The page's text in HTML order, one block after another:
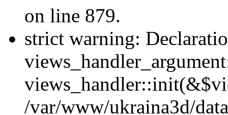
on line 879.
strict warning:
/var/www/ukraina3d/